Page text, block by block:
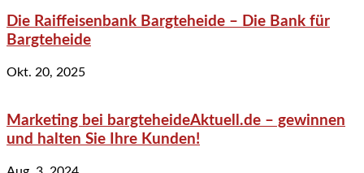
Die Raiffeisenbank Bargteheide – Die Bank für
Bargteheide
Okt. 20, 2025
Marketing bei bargteheideAktuell.de – gewinnen
und halten Sie Ihre Kunden!